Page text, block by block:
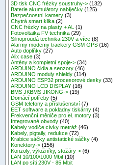
3D tisk CNC frézky soustruhy-> (132)
Baterie akumulátory nabíječky (125)
Bezpečnostní kamery (3)
Chytrá smart klika (2)
CNC frézky na plasty + AL
(1)
Fotovoltaika FV technika (29)
Silnoproudá technika 230V a více (8)
Alarmy modemy trackery GSM GPS (16)
Auto doplňky (27)
Alix case (3)
Antény a kompletní spoje-> (34)
ARDUINO čidla a senzory (46)
ARDUINO moduly shieldy (114)
ARDUINO ESP32 procesorové desky (33)
ARDUINO LCD DISPLAY (16)
BMS JKBMS JIKONG-> (19)
Domácí potřeby (5)
GSM telefony a příslušenství (7)
EET software a pokladny tiskárny (4)
Frekvenční měniče pro el. motory (3)
Integrované obvody (40)
Kabely vodiče cívky metráž (46)
Kabely, pigtaily, redukce (72)
Krabice sáčky antistatické sáčky (4)
Konektory-> (156)
Konzoly, výložníky, stožáry-> (6)
LAN 10/100/1000 Mbit (10)
LAN po síti 230V - 85 Mbit